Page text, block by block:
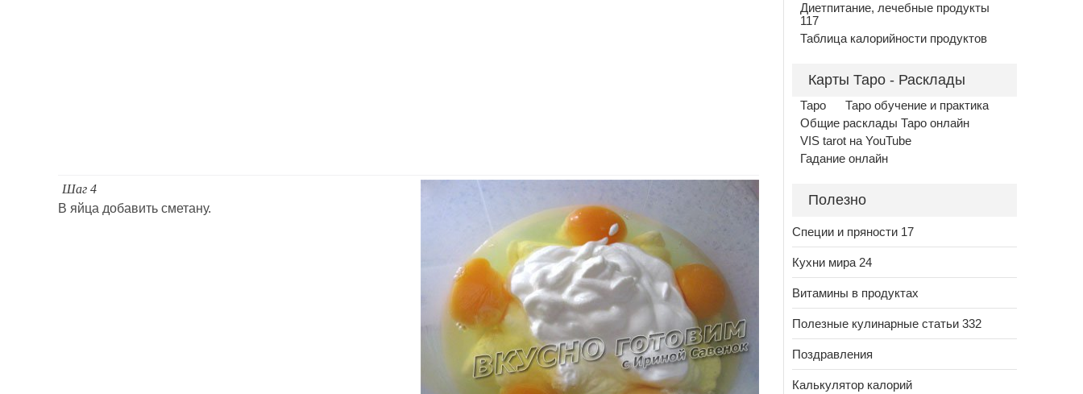
Шаг 4
В яйца добавить сметану.
Диетпитание, лечебные продукты
117
Таблица калорийности продуктов
Карты Таро - Расклады
Таро
Таро обучение и практика
Общие расклады Таро онлайн
VIS tarot на YouTube
Гадание онлайн
Полезно
Специи и пряности 17
Кухни мира 24
Витамины в продуктах
Полезные кулинарные статьи 332
Поздравления
Калькулятор калорий